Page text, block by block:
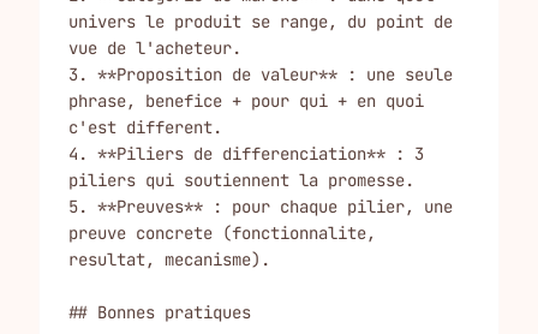
univers le produit se range, du point de
vue de l'acheteur.
3. **Proposition de valeur** : une seule
phrase, benefice + pour qui + en quoi
c'est different.
4. **Piliers de differenciation** : 3
piliers qui soutiennent la promesse.
5. **Preuves** : pour chaque pilier, une
preuve concrete (fonctionnalite,
resultat, mecanisme).
## Bonnes pratiques